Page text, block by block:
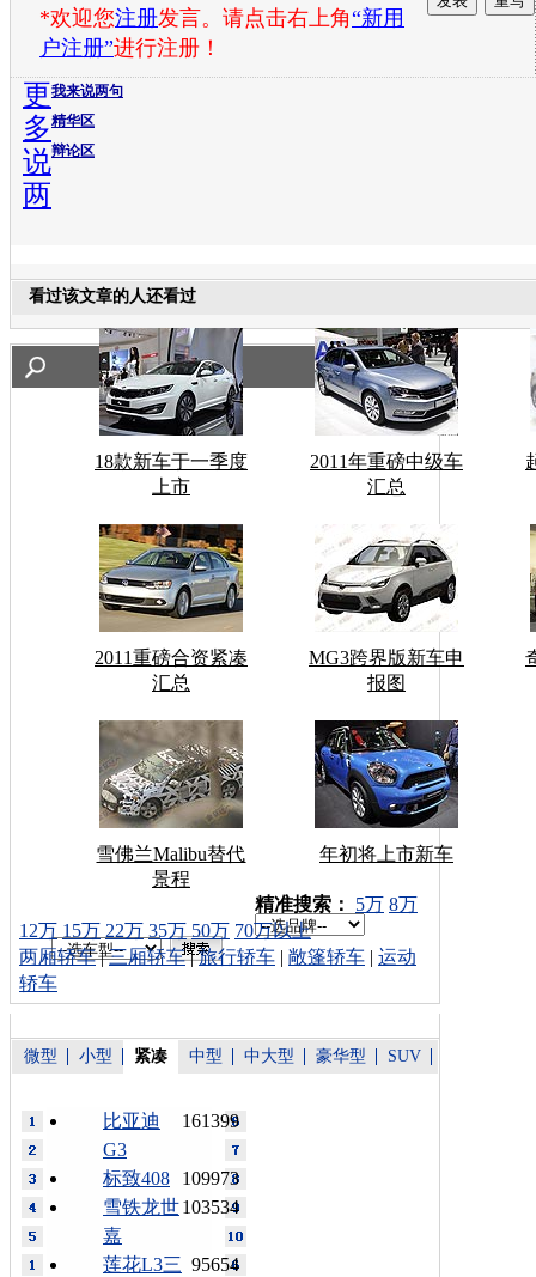
*欢迎您注册发言。请点击右上角“新用
户注册”进行注册！
我来说两句
精华区
辩论区
更
多
说
两
看过该文章的人还看过
18款新车于一季度
上市
2011年重磅中级车
汇总
2011重磅合资紧凑
汇总
MG3跨界版新车申
报图
雪佛兰Malibu替代
景程
年初将上市新车
车型搜索：
精准搜索： 5万 8万
12万 15万 22万 35万 50万 70万以上
两厢轿车|三厢轿车|旅行轿车 | 敞篷轿车 | 运动
轿车
微型 小型 紧凑 中型 中大型 豪华型 SUV
161399
比亚迪
G3
109973
标致408
103534
雪铁龙世
嘉
95654
莲花L3三